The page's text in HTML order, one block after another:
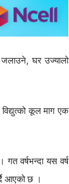
जलाउने, घर उज्यालो
विद्युत्को कूल माग एक
वर्षभन्दा यस वर्ष
आएको छ ।